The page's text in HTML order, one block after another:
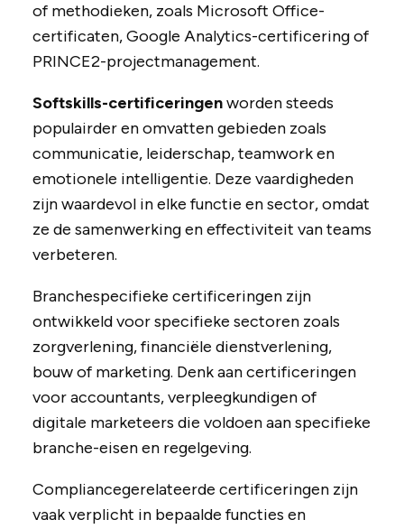
of methodieken, zoals Microsoft Office-
certificaten, Google Analytics-certificering of
PRINCE2-projectmanagement.
Softskills-certificeringenworden steeds
populairder en omvatten gebieden zoals
communicatie, leiderschap, teamwork en
emotionele intelligentie. Deze vaardigheden
zijn waardevol in elke functie en sector, omdat
ze de samenwerking en effectiviteit van teams
verbeteren.
Branchespecifieke certificeringen zijn
ontwikkeld voor specifieke sectoren zoals
zorgverlening, financiële dienstverlening,
bouw of marketing. Denk aan certificeringen
voor accountants, verpleegkundigen of
digitale marketeers die voldoen aan specifieke
branche-eisen en regelgeving.
Compliancegerelateerde certificeringen zijn
vaak verplicht in bepaalde functies en